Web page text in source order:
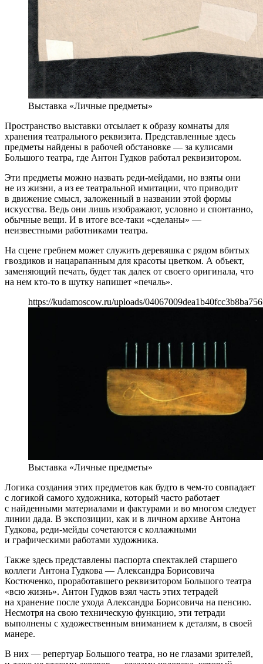
Выставка «Личные предметы»
Пространство выставки отсылает к образу комнаты для
хранения театрального реквизита. Представленные здесь
предметы найдены в рабочей обстановке — за кулисами
Большого театра, где Антон Гудков работал реквизитором.
Эти предметы можно назвать реди-мейдами, но взяты они
не из жизни, а из ее театральной имитации, что приводит
в движение смысл, заложенный в названии этой формы
искусства. Ведь они лишь изображают, условно и спонтанно,
обычные вещи. И в итоге все-таки «сделаны» —
неизвестными работниками театра.
На сцене гребнем может служить деревяшка с рядом вбитых
гвоздиков и нацарапанным для красоты цветком. А объект,
заменяющий печать, будет так далек от своего оригинала, что
на нем кто-то в шутку напишет «печаль».
https://kudamoscow.ru/uploads/
Выставка «Личные предметы»
Логика создания этих предметов как будто в чем-то совпадает
с логикой самого художника, который часто работает
с найденными материалами и фактурами и во многом следует
линии дада. В экспозиции, как и в личном архиве Антона
Гудкова, реди-мейды сочетаются с коллажными
и графическими работами художника.
Также здесь представлены паспорта спектаклей старшего
коллеги Антона Гудкова — Александра Борисовича
Костюченко, проработавшего реквизитором Большого театра
«всю жизнь». Антон Гудков взял часть этих тетрадей
на хранение после ухода Александра Борисовича на пенсию.
Несмотря на свою техническую функцию, эти тетради
выполнены с художественным вниманием к деталям, в своей
манере.
В них — репертуар Большого театра, но не глазами зрителей,